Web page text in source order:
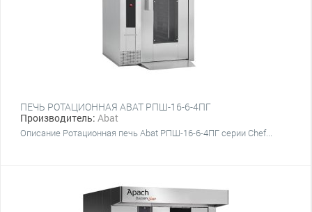
ПЕЧЬ РОТАЦИОННАЯ ABAT РПШ-16-6-4ПГ
Производитель: Abat
Описание Ротационная печь Abat РПШ-16-6-4ПГ серии Chef...